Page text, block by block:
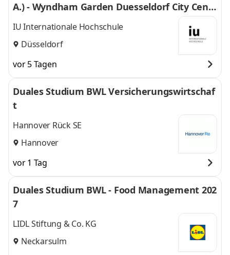
A.) - Wyndham Garden Duesseldorf City Centr
e Koenigsallee Hotel
IU Internationale Hochschule
Düsseldorf
vor 5 Tagen
Duales Studium BWL Versicherungswirtschaf
t
Hannover Rück SE
Hannover
vor 1 Tag
Duales Studium BWL - Food Management 202
7
LIDL Stiftung & Co. KG
Neckarsulm